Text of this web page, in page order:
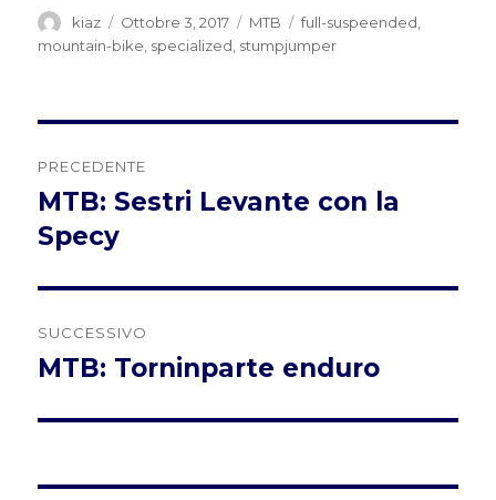
Autore
kiaz
Pubblicato
il
Ottobre 3, 2017 Categorie
MTB Tag
full-suspeended
mountain-bike, specialized, stumpjumper
articoli
PRECEDENTE
Articolo
precedente:
MTB: Sestri Levante con la
Specy
SUCCESSIVO
Articolo
MTB: Torninparte enduro